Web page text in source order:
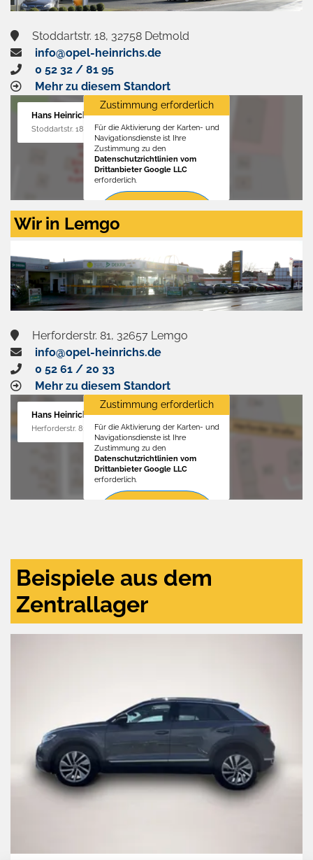
Stoddartstr. 18, 32758 Detmold
info@opel-heinrichs.de
0 52 32 / 81 95
Mehr zu diesem Standort
Hans Heinrichs GmbH
Stoddartstr. 18, 32758 Detmold
Zustimmung erforderlich
Für die Aktivierung der Karten- und
Navigationsdienste ist Ihre
Zustimmung zu den
Datenschutzrichtlinien vom
Drittanbieter Google LLC
erforderlich.
Zustimmen
aktivieren
Wir in Lemgo
Herforderstr. 81, 32657 Lemgo
info@opel-heinrichs.de
0 52 61 / 20 33
Mehr zu diesem Standort
Hans Heinrichs GmbH
Herforderstr. 81, 32657 Lemgo
Zustimmung erforderlich
Für die Aktivierung der Karten- und
Navigationsdienste ist Ihre
Zustimmung zu den
Datenschutzrichtlinien vom
Drittanbieter Google LLC
erforderlich.
Beispiele aus dem
Zentrallager